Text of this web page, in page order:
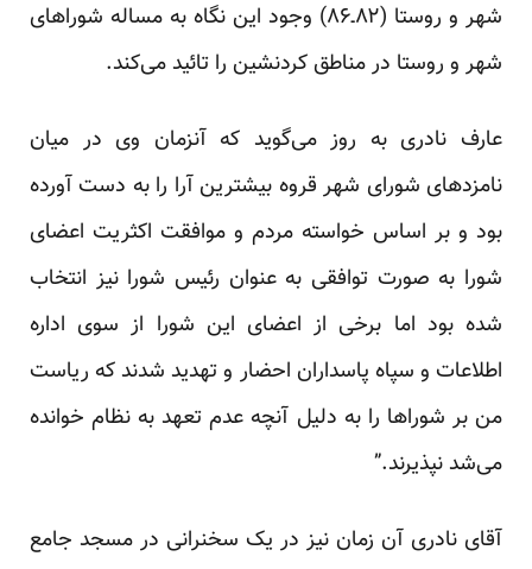
شهر و روستا (۸۲ـ۸۶) وجود این نگاه به مساله شوراهای
شهر و روستا در مناطق کردنشین را تائید می‌کند.
عارف نادری به روز می‌گوید که آنزمان وی در میان
نامزدهای شورای شهر قروه بیشترین آرا را به دست آورده
بود و بر اساس خواسته مردم و موافقت اکثریت اعضای
شورا به صورت توافقی به عنوان رئیس شورا نیز انتخاب
شده بود اما برخی از اعضای این شورا از سوی اداره
اطلاعات و سپاه پاسداران احضار و تهدید شدند که ریاست
من بر شوراها را به دلیل آنچه عدم تعهد به نظام خوانده
می‌شد نپذیرند.”
آقای نادری آن زمان نیز در یک سخنرانی در مسجد جامع